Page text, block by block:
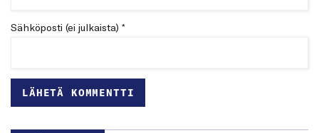
Sähköposti (ei julkaista) *